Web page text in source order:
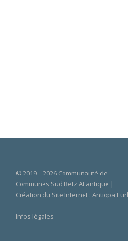
© 2019 – 2026 Communauté de
Communes Sud Retz Atlantique |
Création du Site Internet : Antiopa Eurl
Infos légales